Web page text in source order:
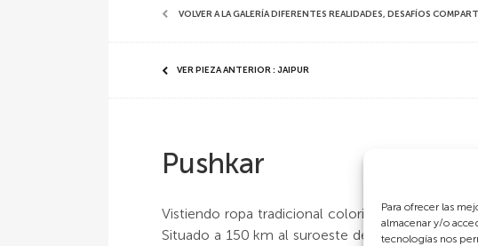
Para ofrecer las
almacenar y/o
tecnologías nos
VOLVER A LA GALERÍA DIFERENTES REALIDADES, DESAFÍOS
VER PIEZA ANTERIOR : JAIPUR
Pushkar
Vistiendo ropa tradicional colorida, un grupo de
Situado a 150 km al suroeste de Jaipur, Pushkar